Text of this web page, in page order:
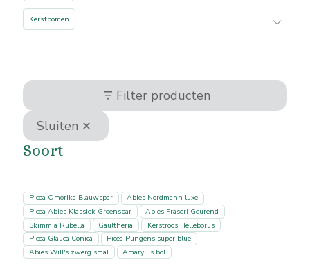
Kerstbomen
Filter producten
Sluiten
Soort
Soort
Picea Omorika Blauwspar
Abies Nordmann luxe
Picea Abies Klassiek Groenspar
Abies Fraseri Geurend
Skimmia Rubella
Gaultheria
Kerstroos Helleborus
Picea Glauca Conica
Picea Pungens super blue
Abies Will's zwerg smal
Amaryllis bol